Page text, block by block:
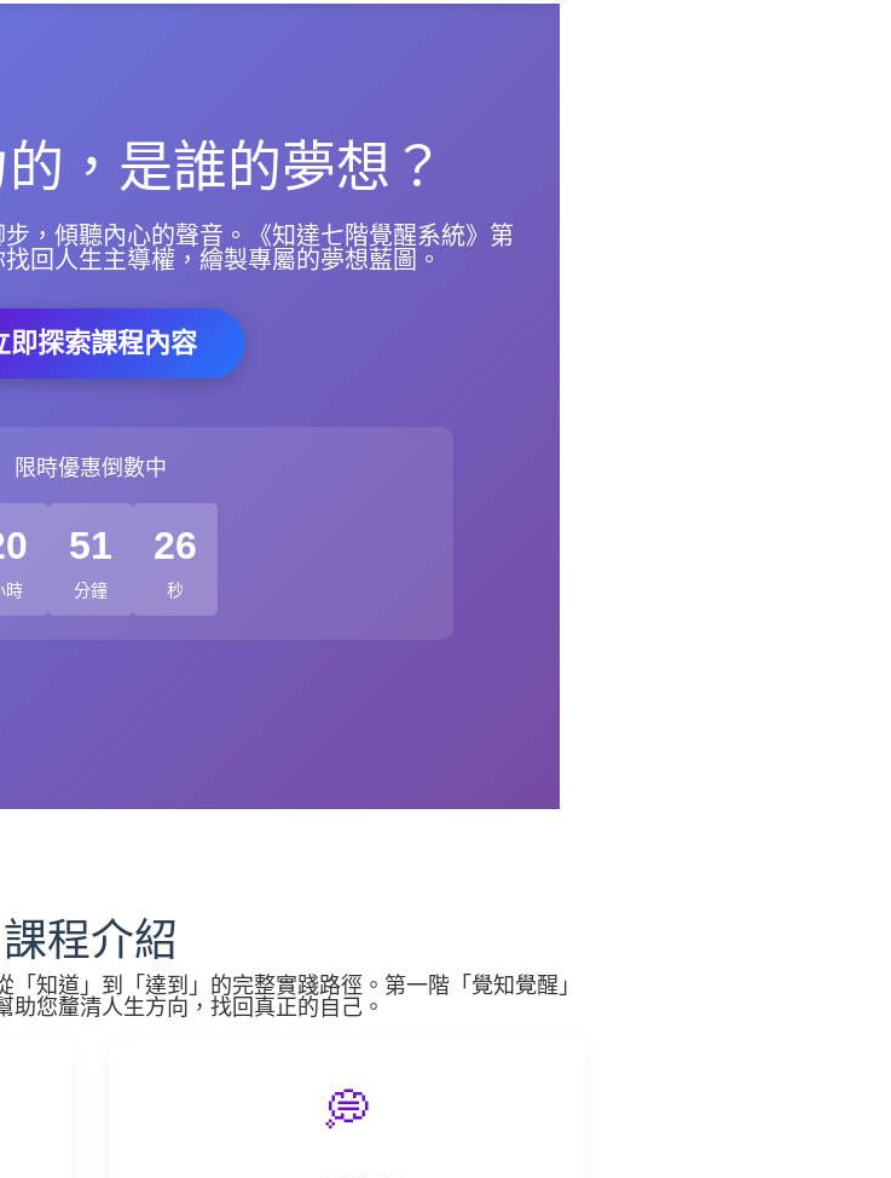
，是誰的夢想？
，傾聽內心的聲音。《知達七階覺醒系統》第
回人生主導權，繪製專屬的夢想藍圖。
即探索課程內容
限時優惠倒數中
時
51
分鐘
25
秒
課程介紹
「知道」到「達到」的完整實踐路徑。第一階「覺知覺醒」
助您釐清人生方向，找回真正的自己。
💭